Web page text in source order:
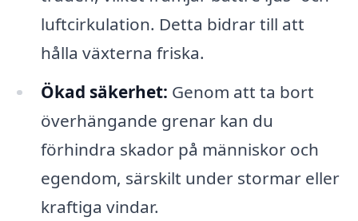
luftcirkulation. Detta bidrar till att
hålla växterna friska.
Ökad säkerhet: Genom att ta bort
överhängande grenar kan du
förhindra skador på människor och
egendom, särskilt under stormar eller
kraftiga vindar.